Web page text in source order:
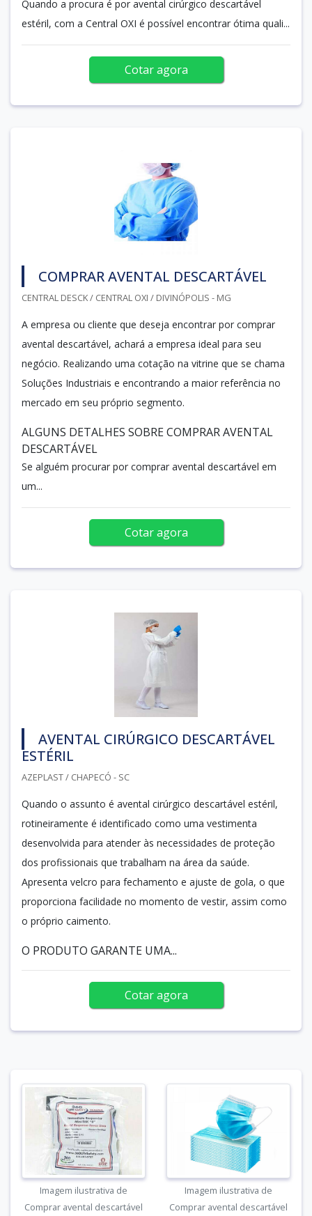
Quando a procura é por avental cirúrgico descartável
estéril, com a Central OXI é possível encontrar ótima quali...
Cotar agora
COMPRAR AVENTAL DESCARTÁVEL
CENTRAL DESCK / CENTRAL OXI / DIVINÓPOLIS - MG
A empresa ou cliente que deseja encontrar por comprar
avental descartável, achará a empresa ideal para seu
negócio. Realizando uma cotação na vitrine que se chama
Soluções Industriais e encontrando a maior referência no
mercado em seu próprio segmento.
ALGUNS DETALHES SOBRE COMPRAR AVENTAL
DESCARTÁVEL
Se alguém procurar por comprar avental descartável em
um...
Cotar agora
AVENTAL CIRÚRGICO DESCARTÁVEL
ESTÉRIL
AZEPLAST / CHAPECÓ - SC
Quando o assunto é avental cirúrgico descartável estéril,
rotineiramente é identificado como uma vestimenta
desenvolvida para atender às necessidades de proteção
dos profissionais que trabalham na área da saúde.
Apresenta velcro para fechamento e ajuste de gola, o que
proporciona facilidade no momento de vestir, assim como
o próprio caimento.
O PRODUTO GARANTE UMA...
Cotar agora
Imagem ilustrativa de
Comprar avental descartável
Imagem ilustrativa de
Comprar avental descartável